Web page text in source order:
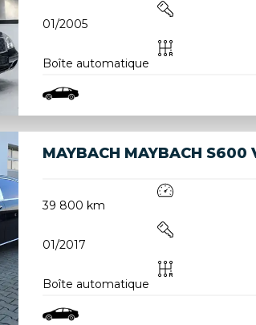
01/2005
Boîte automatique
MAYBACH MAYBACH S600
39 800 km
01/2017
Boîte automatique